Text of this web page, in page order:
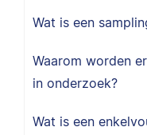
Wat is een
Waarom worden
in onderzoek?
Wat is een